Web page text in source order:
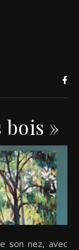
bois »